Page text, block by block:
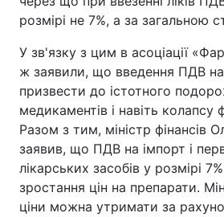
розмірі не 7%, а за загальною
У зв'язку з цим в асоціації
ж заявили, що введення ПДВ
призвести до істотного
медикаментів і навіть колапсу
Разом з тим, міністр фінансів
заявив, що ПДВ на імпорт і
лікарських засобів у розмірі
зростання цін на препарати.
ціни можна утримати за